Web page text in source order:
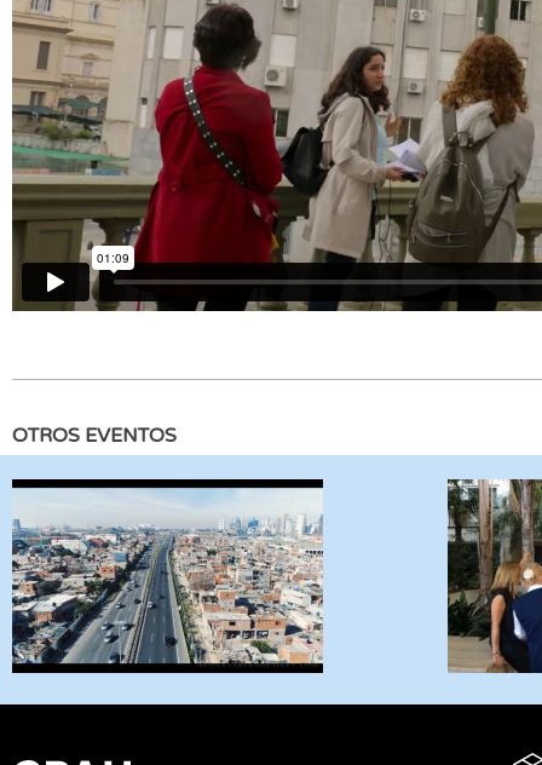
OTROS EVENTOS